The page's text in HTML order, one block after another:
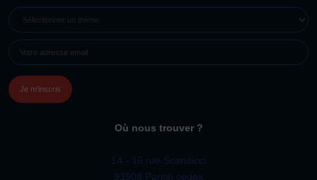
Prise de licence
JE SOUHAITE TROUVER UN COMITÉ
JE SOUHAITE ADHÉRER
Affiliation
Honorabilité
Certificat Médical
UN
(NÉCESSAIRE)
MAIL
Où nous trouver ?
14 - 16 rue Scandicci
93508 Pantin cedex